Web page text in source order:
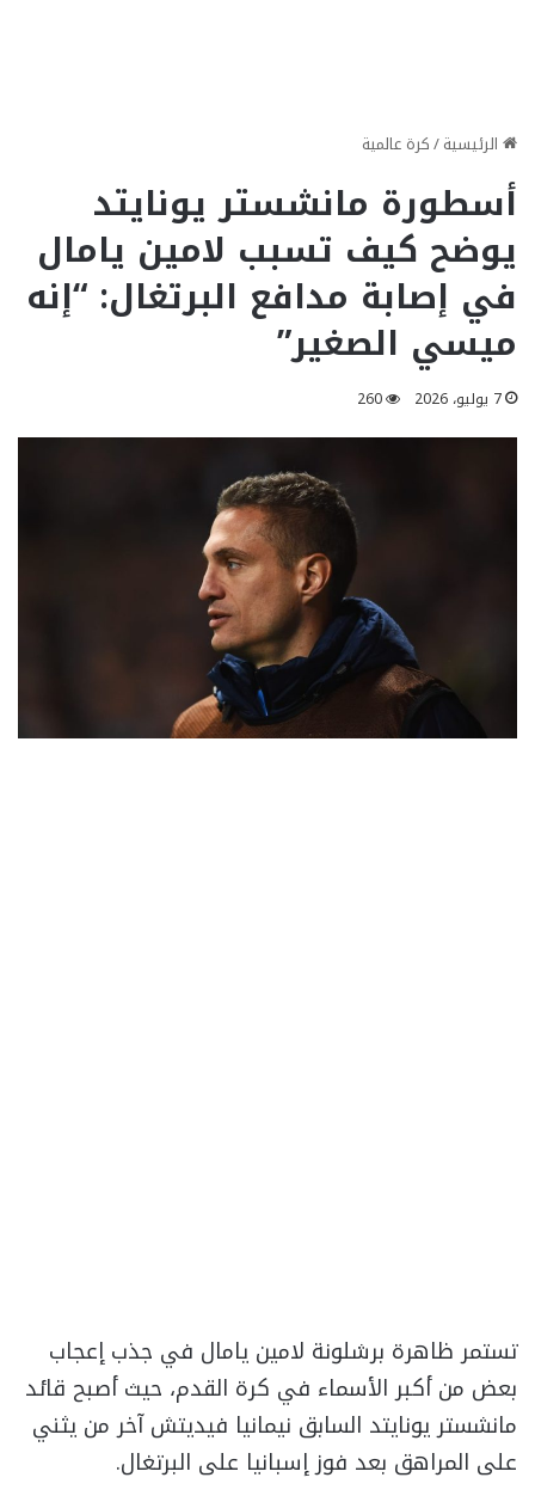
الرئيسية/كرة عالمية
أسطورة مانشستر يونايتد
يوضح كيف تسبب لامين يامال
في إصابة مدافع البرتغال: “إنه
ميسي الصغير”
7 يوليو، 2026 260
تستمر ظاهرة برشلونة لامين يامال في جذب إعجاب
بعض من أكبر الأسماء في كرة القدم، حيث أصبح قائد
مانشستر يونايتد السابق نيمانيا فيديتش آخر من يثني
على المراهق بعد فوز إسبانيا على البرتغال.